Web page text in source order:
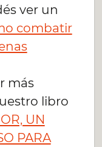
ver un
combatir
más
libro
UN
PARA